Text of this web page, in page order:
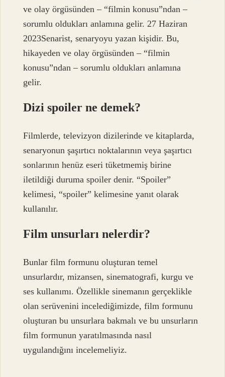
ve olay örgüsünden – “filmin konusu”ndan –
sorumlu oldukları anlamına gelir. 27 Haziran
2023Senarist, senaryoyu yazan kişidir. Bu,
hikayeden ve olay örgüsünden – “filmin
konusu”ndan – sorumlu oldukları anlamına
gelir.
Dizi spoiler ne demek?
Filmlerde, televizyon dizilerinde ve kitaplarda,
senaryonun şaşırtıcı noktalarının veya şaşırtıcı
sonlarının henüz eseri tüketmemiş birine
iletildiği duruma spoiler denir. “Spoiler”
kelimesi, “spoiler” kelimesine yanıt olarak
kullanılır.
Film unsurları nelerdir?
Bunlar film formunu oluşturan temel
unsurlardır, mizansen, sinematografi, kurgu ve
ses kullanımı. Özellikle sinemanın gerçeklikle
olan serüvenini incelediğimizde, film formunu
oluşturan bu unsurlara bakmalı ve bu unsurların
film formunun yaratılmasında nasıl
uygulandığını incelemeliyiz.